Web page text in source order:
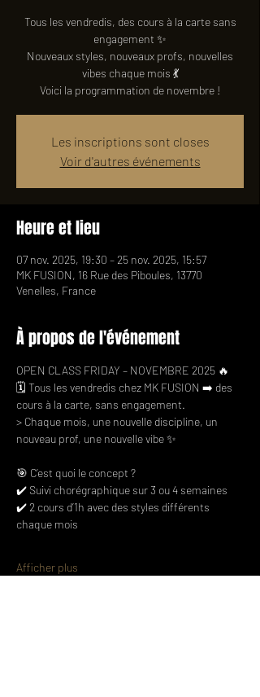
Tous les vendredis, des cours à la carte sans
engagement ✨
Nouveaux styles, nouveaux profs, nouvelles
vibes chaque mois 💃
Voici la programmation de novembre !
Les inscriptions sont closes
Voir d'autres événements
Heure et lieu
07 nov. 2025, 19:30 – 25 nov. 2025, 15:57
MK FUSION, 16 Rue des Piboules, 13770
Venelles, France
À propos de l'événement
OPEN CLASS FRIDAY – NOVEMBRE 2025 🔥
🗓 Tous les vendredis chez MK FUSION ➡️ des
cours à la carte, sans engagement.
> Chaque mois, une nouvelle discipline, un
nouveau prof, une nouvelle vibe ✨
🎯 C’est quoi le concept ?
✔️ Suivi chorégraphique sur 3 ou 4 semaines
✔️ 2 cours d’1h avec des styles différents
chaque mois
Afficher plus